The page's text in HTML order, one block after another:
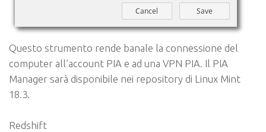
Questo strumento rende banale la connessione del
computer all’account PIA e ad una VPN PIA. Il PIA
Manager sarà disponibile nei repository di Linux Mint
18.3.
Redshift